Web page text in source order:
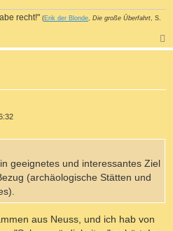
recht!" (Erik der Blonde Die große Überfahrt , S.
a
geeignetes und interessantes Ziel
(archäologische Stätten und
aus Neuss, und ich hab von